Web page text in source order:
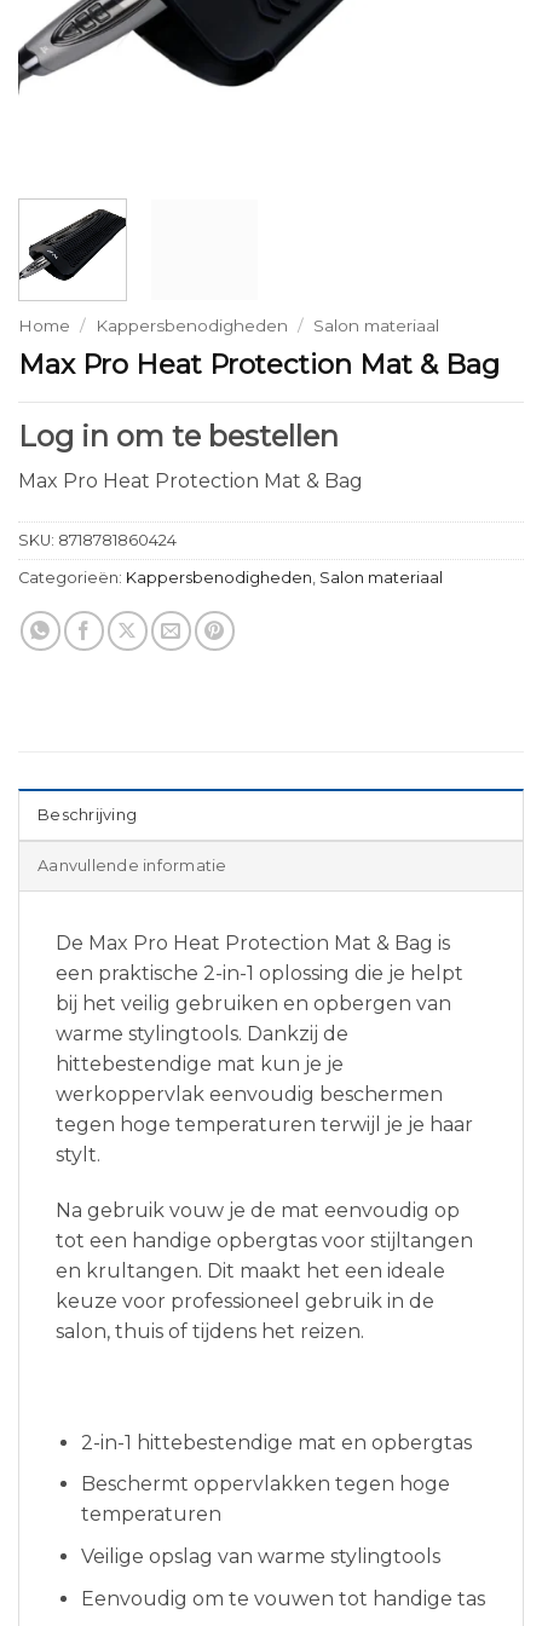
Home / Kappersbenodigheden / Salon materiaal
Max Pro Heat Protection Mat & Bag
Log in om te bestellen
Max Pro Heat Protection Mat & Bag
SKU: 8718781860424
Categorieën: Kappersbenodigheden Salon materiaal
Beschrijving
Aanvullende informatie
De Max Pro Heat Protection Mat & Bag is
een praktische 2-in-1 oplossing die je helpt
bij het veilig gebruiken en opbergen van
warme stylingtools. Dankzij de
hittebestendige mat kun je je
werkoppervlak eenvoudig beschermen
tegen hoge temperaturen terwijl je je haar
stylt.
Na gebruik vouw je de mat eenvoudig op
tot een handige opbergtas voor stijltangen
en krultangen. Dit maakt het een ideale
keuze voor professioneel gebruik in de
salon, thuis of tijdens het reizen.
2-in-1 hittebestendige mat en opbergtas
Beschermt oppervlakken tegen hoge
temperaturen
Veilige opslag van warme stylingtools
Eenvoudig om te vouwen tot handige tas